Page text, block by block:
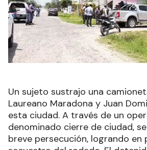
Un sujeto sustrajo una
Laureano Maradona y Juan
esta ciudad. A través de un
denominado cierre de ciudad,
breve persecución, logrando en